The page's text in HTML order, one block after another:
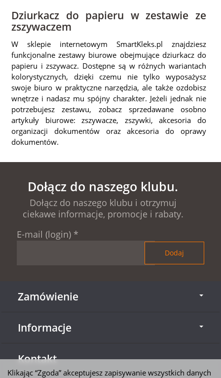
Dziurkacz do papieru w zestawie ze
zszywaczem
W sklepie internetowym SmartKleks.pl znajdziesz
funkcjonalne zestawy biurowe obejmujące dziurkacz do
papieru i zszywacz. Dostępne są w różnych wariantach
kolorystycznych, dzięki czemu nie tylko wyposażysz
swoje biuro w praktyczne narzędzia, ale także ozdobisz
wnętrze i nadasz mu spójny charakter. Jeżeli jednak nie
potrzebujesz zestawu, zobacz sprzedawane osobno
artykuły biurowe:zszywacze, zszywki,akcesoria do
organizacji dokumentóworazakcesoria do oprawy
dokumentów.
Dołącz do naszego klubu.
Dołącz do naszego klubu i otrzymuj
ciekawe informacje, promocje i rabaty.
E-mail (login) *
Zamówienie
Informacje
Kontakt
Klikając “Zgoda” akceptujesz zapisywanie wszystkich danych